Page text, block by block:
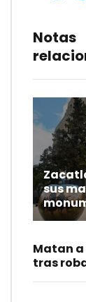
Notas
sus
en el
Matan
tras